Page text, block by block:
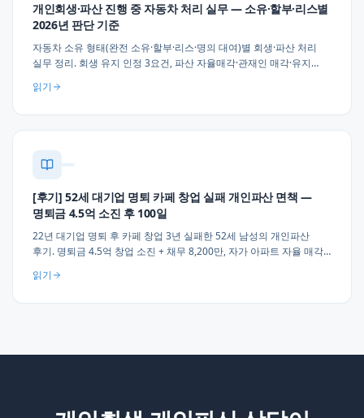
개인회생·파산 진행 중 자동차 처리 실무 — 소유·할부·리스별
2026년 판단 기준
자동차 소유 형태(완전 소유·할부·리스·명의 대여)별 회생·파산 처리
실무 정리. 회생 유지 인정 3요건, 파산 자율매각·관재인 매각·유지
3가지 조언.
읽기
[후기] 52세 대기업 명퇴 카페 창업 실패 개인파산 면책 —
명퇴금 4.5억 소진 후 100일
22년 대기업 명퇴 후 카페 창업 3년 실패한 52세 남성의 개인파산
후기. 명퇴금 4.5억 창업 소진 + 채무 8,200만, 자가 아파트 자율 매각
(3개월 유예·30% 예비금·폐업 즉시 상담).
읽기